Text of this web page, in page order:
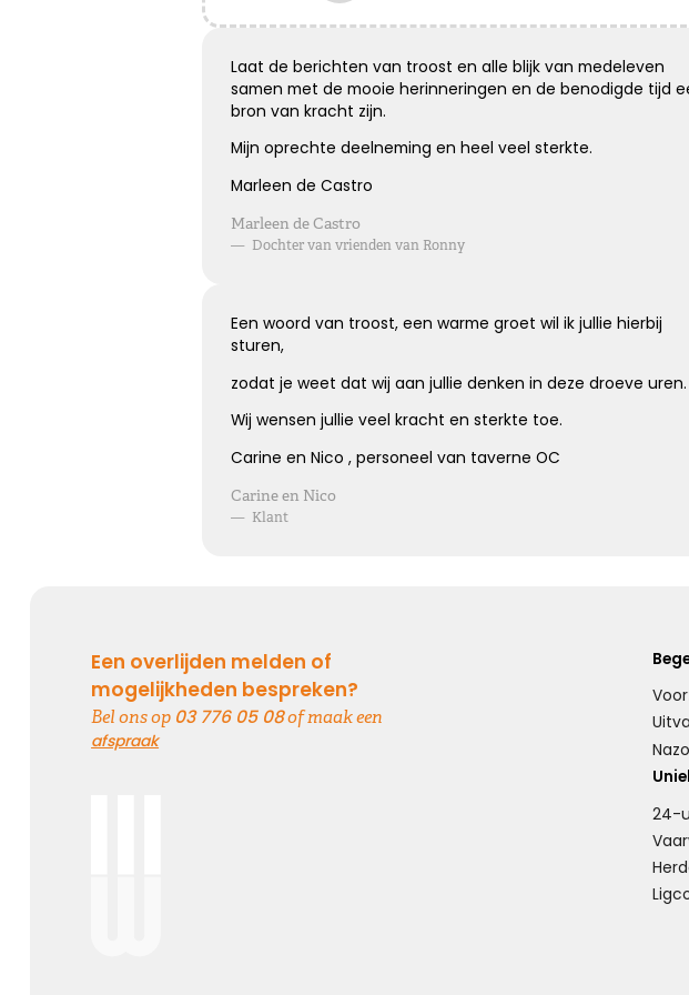
Laat de berichten van troost en alle blijk van medeleven
samen met de mooie herinneringen en de benodigde tijd
bron van kracht zijn.
Mijn oprechte deelneming en heel veel sterkte.
Marleen de Castro
Marleen de Castro
— Dochter van vrienden van Ronny
Een woord van troost, een warme groet wil ik jullie hierbij
sturen,
zodat je weet dat wij aan jullie denken in deze droeve uren.
Wij wensen jullie veel kracht en sterkte toe.
Carine en Nico , personeel van taverne OC
Carine en Nico
— Klant
Het grote gemis
Dat diegene die zo dierbaar was
Blijvende
De foto’s, de
blijven.
Loslaten zonder spijt
kijken zonder verwachtingen ...
Leegte en
Een stoel blijft leeg.
hart zullen de
Kies dit gedicht
Kies dit gedicht
Kies dit gedicht
Wens van steun
Ik wens je sterkte
Een overlijden melden of
mogelijkheden bespreken?
Bel ons op 03 776 05 08of maak een
afspraak
24-